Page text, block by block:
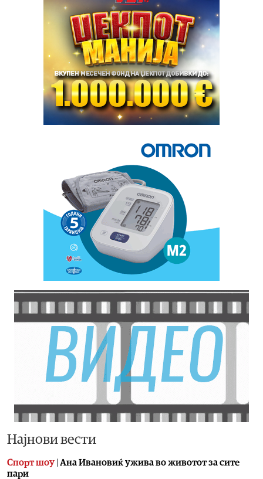
Најнови вести
Спорт шоу Aна Ивановиќ ужива во животот за сите
пари